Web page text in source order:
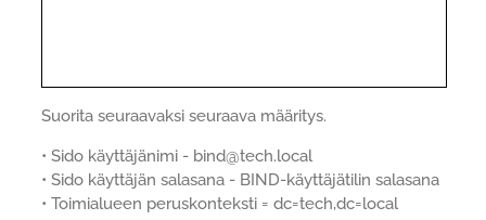
Suorita seuraavaksi seuraava määritys.
• Sido käyttäjänimi - bind@tech.local
• Sido käyttäjän salasana - BIND-käyttäjätilin salasana
• Toimialueen peruskonteksti = dc=tech,dc=local